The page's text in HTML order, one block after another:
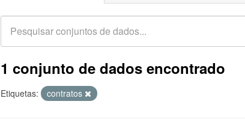
1 conjunto de dados encontrado
Etiquetas: contratos